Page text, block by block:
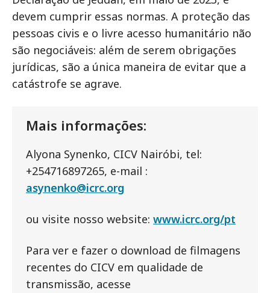
devem cumprir essas normas. A proteção das
pessoas civis e o livre acesso humanitário não
são negociáveis: além de serem obrigações
jurídicas, são a única maneira de evitar que a
catástrofe se agrave.
Mais informações:
Alyona Synenko, CICV Nairóbi, tel:
+254716897265, e-mail :
asynenko@icrc.org
ou visite nosso website: www.icrc.org/pt
Para ver e fazer o download de filmagens
recentes do CICV em qualidade de
transmissão, acesse